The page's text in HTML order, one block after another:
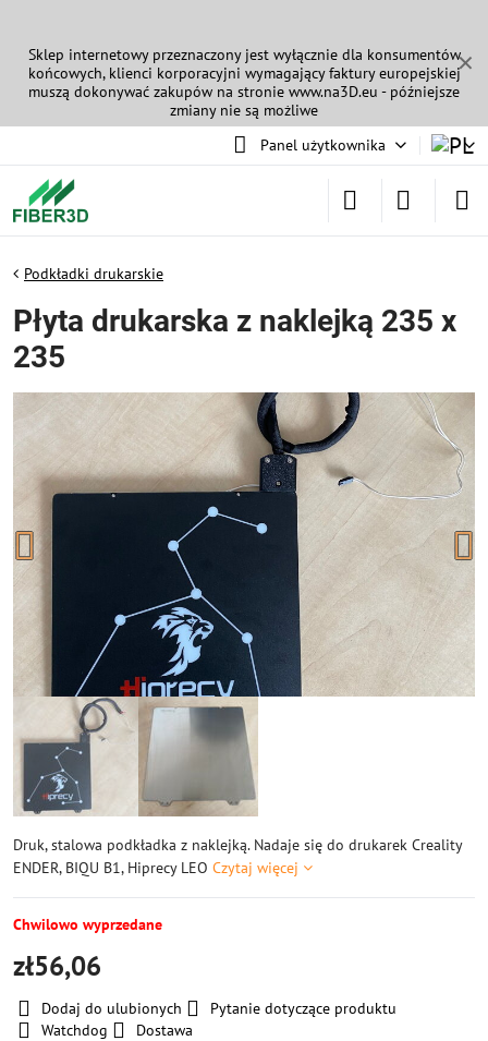
✕
Sklep internetowy przeznaczony jest wyłącznie dla konsumentów
końcowych, klienci korporacyjni wymagający faktury europejskiej
muszą dokonywać zakupów na stronie www.na3D.eu - późniejsze
zmiany nie są możliwe
Panel użytkownika
Podkładki drukarskie
Płyta drukarska z naklejką 235 x
235
Druk, stalowa podkładka z naklejką. Nadaje się do drukarek Creality
ENDER, BIQU B1, Hiprecy LEO Czytaj więcej
Chwilowo wyprzedane
zł56,06
Dodaj do ulubionych
Pytanie dotyczące produktu
Watchdog
Dostawa